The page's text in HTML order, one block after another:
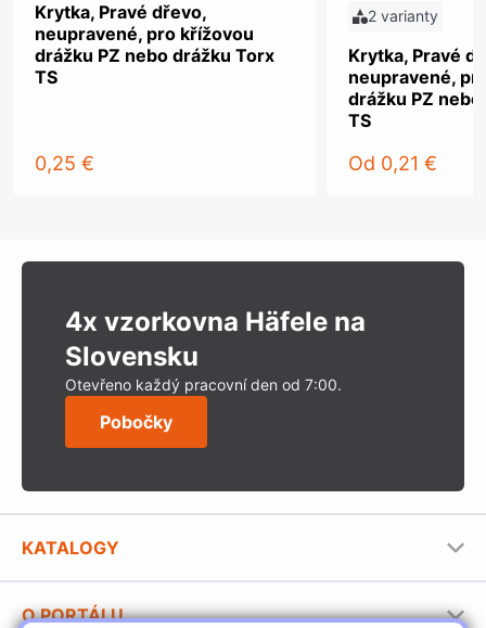
Krytka, Pravé dřevo,
neupravené, pro křížovou
drážku PZ nebo drážku Torx
TS
0,25 €
2 varianty
Krytka, Pravé
neupravené,
drážku PZ
TS
Od 0,21 €
4x vzorkovna Häfele na
Slovensku
Otevřeno každý pracovní den od 7:00.
Pobočky
KATALOGY
O PORTÁLU